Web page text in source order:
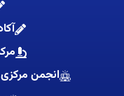
انجمن